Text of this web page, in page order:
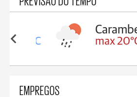
18°C
Carambeí
max 20°C
EMPREGOS